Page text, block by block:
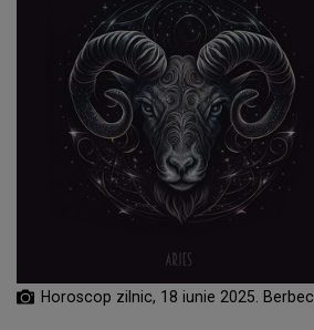
Horoscop zilnic, 18 iunie 2025. Berbec